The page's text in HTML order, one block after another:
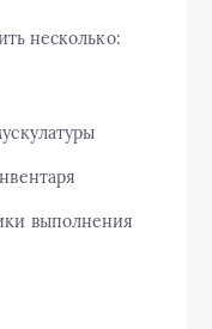
несколько:
выполнения